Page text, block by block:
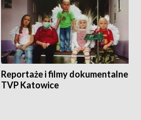
Reportaże i filmy dokumentalne
TVP Katowice